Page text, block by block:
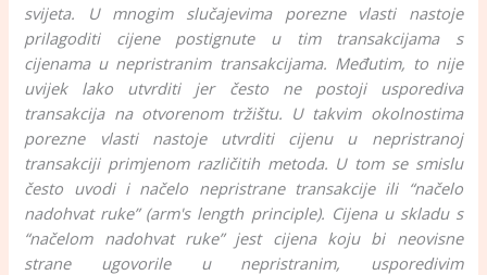
svijeta. U mnogim slučajevima porezne vlasti nastoje
prilagoditi cijene postignute u tim transakcijama s
cijenama u nepristranim transakcijama. Međutim, to nije
uvijek lako utvrditi jer često ne postoji usporediva
transakcija na otvorenom tržištu. U takvim okolnostima
porezne vlasti nastoje utvrditi cijenu u nepristranoj
transakciji primjenom različitih metoda. U tom se smislu
često uvodi i načelo nepristrane transakcije ili “načelo
nadohvat ruke” (arm's length principle). Cijena u skladu s
“načelom nadohvat ruke” jest cijena koju bi neovisne
strane ugovorile u nepristranim, usporedivim